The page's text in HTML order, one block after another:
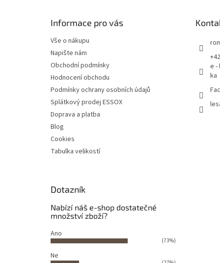
Informace pro vás
Vše o nákupu
Napište nám
Obchodní podmínky
Hodnocení obchodu
Podmínky ochrany osobních údajů
Splátkový prodej ESSOX
Doprava a platba
Blog
Cookies
Tabulka velikostí
e -
ka
Dotazník
Nabízí náš e-shop dostatečné
množství zboží?
Ano
(73%)
Ne